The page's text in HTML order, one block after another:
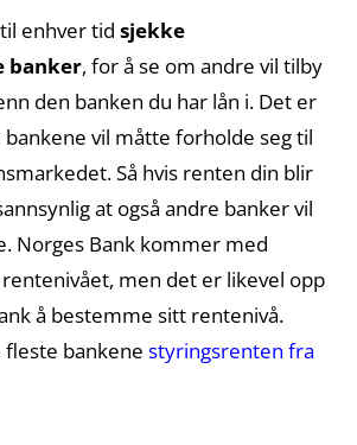
enhver tidsjekke
banker, for å se om andre vil tilby
den banken du har lån i. Det er
bankene vil måtte forholde seg til
Så hvis renten din blir
at også andre banker vil
Norges Bank kommer med
men det er likevel opp
å bestemme sitt rentenivå.
fleste bankenestyringsrenten fra